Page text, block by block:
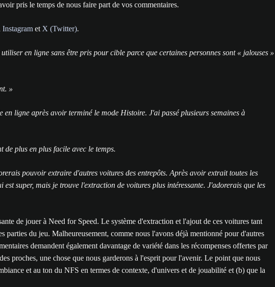
pris le temps de nous faire part de vos commentaires.
Instagram et X (Twitter).
en ligne sans être pris pour cible parce que certaines personnes sont « jalouses »
»
ligne après avoir terminé le mode Histoire. J'ai passé plusieurs semaines à
plus en plus facile avec le temps.
pouvoir extraire d'autres voitures des entrepôts. Après avoir extrait toutes les
super, mais je trouve l'extraction de voitures plus intéressante. J'adorerais que les
de jouer à Need for Speed. Le système d'extraction et l'ajout de ces voitures tant
du jeu. Malheureusement, comme nous l'avons déjà mentionné pour d'autres
demandent également davantage de variété dans les récompenses offertes par
proches, une chose que nous garderons à l'esprit pour l'avenir. Le point que nous
et au ton du NFS en termes de contexte, d'univers et de jouabilité et (b) que la